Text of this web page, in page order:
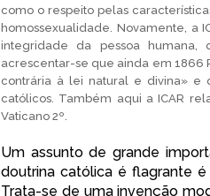
como o respeito pelas
homossexualidade. Novamente, a
integridade da pessoa humana,
acrescentar-se que ainda em 1866
contrária à lei natural e divina»
católicos. Também aqui a ICAR
Vaticano 2º.
Um assunto de grande
doutrina católica é flagrante
Trata-se de uma invenção